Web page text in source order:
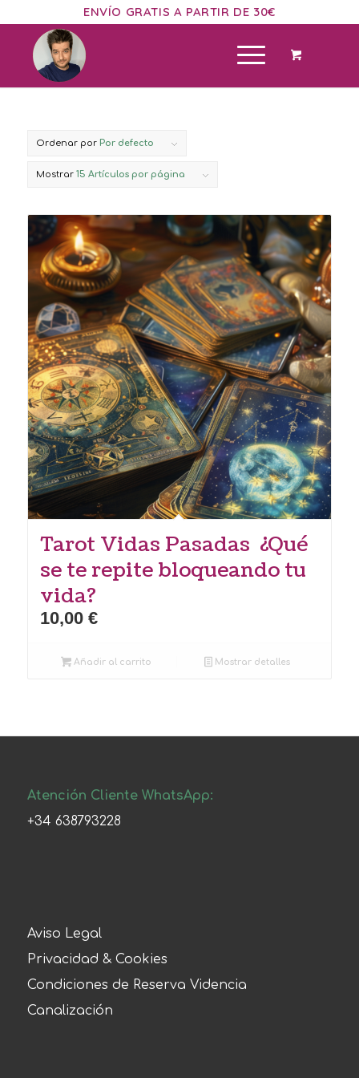
ENVÍO GRATIS A PARTIR DE 30€
Ordenar por Por defecto
Mostrar 15 Artículos por página
Tarot Vidas Pasadas ¿Qué
se te repite bloqueando tu
vida?
10,00 €
Añadir al carrito Mostrar detalles
Atención Cliente WhatsApp:
+34 638793228
Aviso Legal
Privacidad & Cookies
Condiciones de Reserva Videncia
Canalización